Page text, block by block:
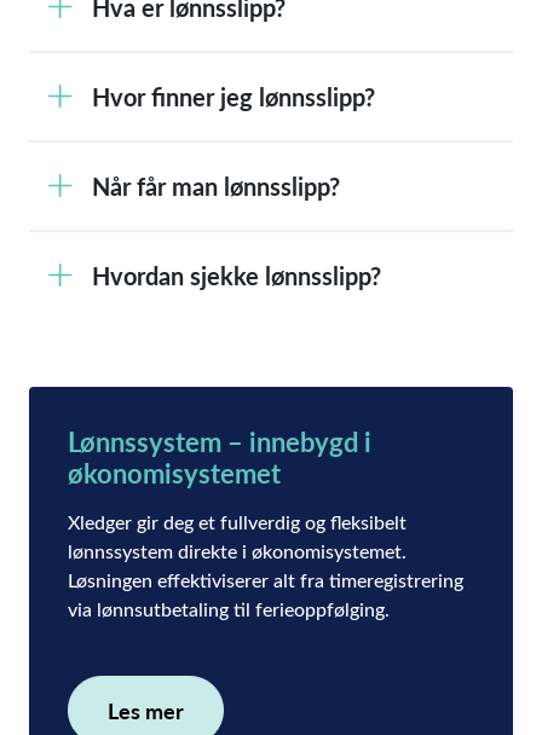
Hva er lønnsslipp?
Hvor finner jeg lønnsslipp?
Når får man lønnsslipp?
Hvordan sjekke lønnsslipp?
Lønnssystem – innebygd i
økonomisystemet
Xledger gir deg et fullverdig og fleksibelt
lønnssystem direkte i økonomisystemet.
Løsningen effektiviserer alt fra timeregistrering
via lønnsutbetaling til ferieoppfølging.
Les mer